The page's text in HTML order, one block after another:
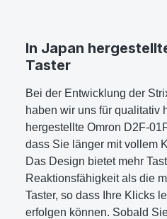
In Japan
Taster
Bei der Entwicklung der
haben wir uns für qualitativ
hergestellte Omron D2F-
dass Sie länger mit vollem
Das Design bietet mehr
Reaktionsfähigkeit als die
Taster, so dass Ihre Klicks
erfolgen können. Sobald